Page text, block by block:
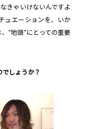
きゃいけないんですよ
ュエーションを、いか
“地頭”にとっての重要
しょうか？